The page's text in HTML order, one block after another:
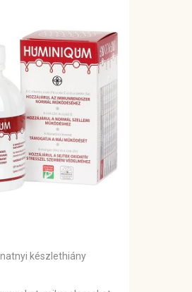
készlethiány